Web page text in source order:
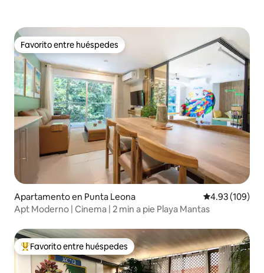
Favorito entre huéspedes
Favorito entre huéspedes
Apartamento en Punta Leona Calificación
4.93 (109)
Apt Moderno | Cinema | 2 min a pie Playa Mantas
Favorito entre huéspedes preferido
Favorito entre huéspedes